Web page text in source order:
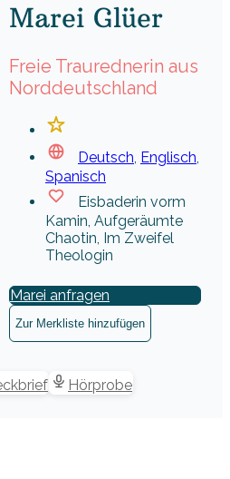
Marei Glüer
Freie Traurednerin aus
Norddeutschland
Deutsch, Englisch,
Spanisch
Eisbaderin vorm
Kamin, Aufgeräumte
Chaotin, Im Zweifel
Theologin
Marei anfragen
Zur Merkliste hinzufügen
Hörprobe